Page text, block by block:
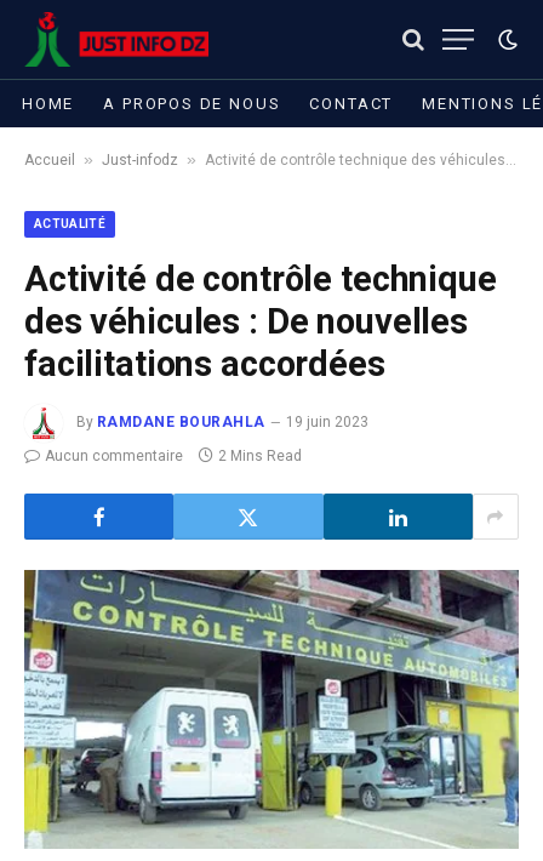
HOME A PROPOS DE NOUS CONTACT MENTIONS
Accueil » Just-infodz » Activité de contrôle technique des véhicules : De nouvelles facilitations accordées
ACTUALITÉ
Activité de contrôle technique
des véhicules : De nouvelles
facilitations accordées
By RAMDANE BOURAHLA
19 juin 2023
Aucun commentaire
2 Mins Read